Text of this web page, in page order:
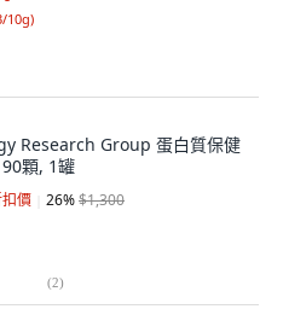
10g)
Research Group 蛋白質保健
顆, 1罐
價 26%$1,300
(2)